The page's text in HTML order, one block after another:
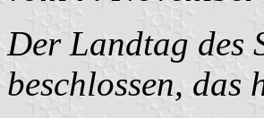
Der Landtag des
beschlossen,